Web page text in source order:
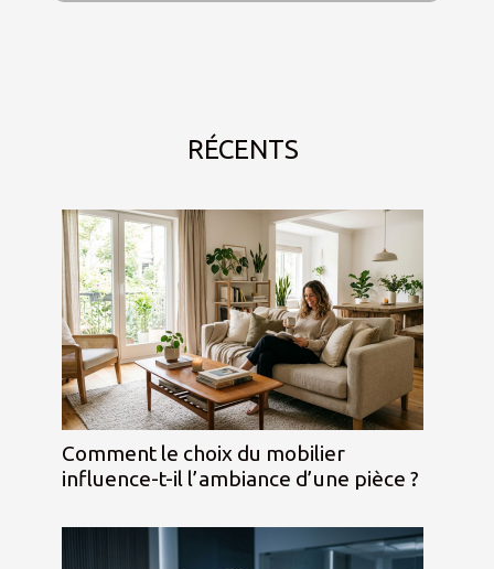
RÉCENTS
Comment le choix du mobilier
influence-t-il l’ambiance d’une pièce ?